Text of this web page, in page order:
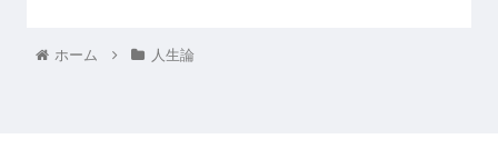
ホーム 人生論